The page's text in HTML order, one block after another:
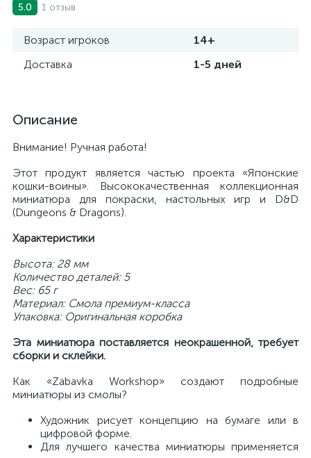
5.0 1 отзыв
Возраст игроков
14+
Доставка
1-5 дней
Описание
Внимание! Ручная работа!
Этот продукт является частью проекта «Японские
кошки-воины». Высококачественная коллекционная
миниатюра для покраски, настольных игр и D&D
(Dungeons & Dragons).
Характеристики
Высота: 28 мм
Количество деталей: 5
Вес: 65 г
Материал: Смола премиум-класса
Упаковка: Оригинальная коробка
Эта миниатюра поставляется неокрашенной, требует
сборки и склейки.
Как «Zabavka Workshop» создают подробные
миниатюры из смолы?
Художник рисует концепцию на бумаге или в
цифровой форме.
Для лучшего качества миниатюры применяется